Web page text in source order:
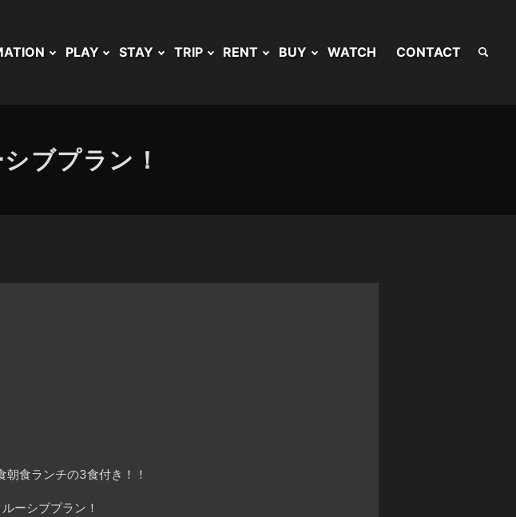
PLAY STAY TRIP RENT BUY WATCH CONTACT
ブプラン！
食ランチの3食付き！！
ーシブプラン！